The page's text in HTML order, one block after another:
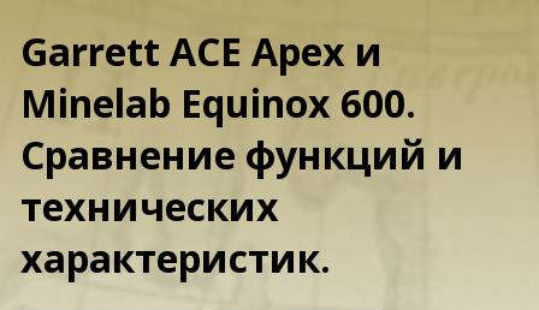
Garrett ACE Apex и
Minelab Equinox 600.
Сравнение функций и
технических
характеристик.